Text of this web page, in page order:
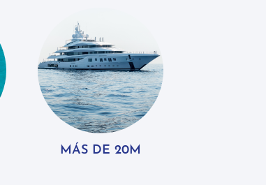
MÁS DE 20M